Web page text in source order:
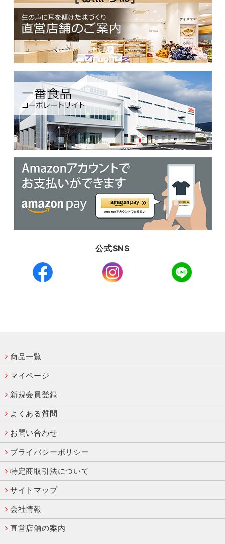
公式SNS
商品一覧
マイページ
新規会員登録
よくある質問
お問い合わせ
プライバシーポリシー
特定商取引法について
サイトマップ
会社情報
直営店舗の案内